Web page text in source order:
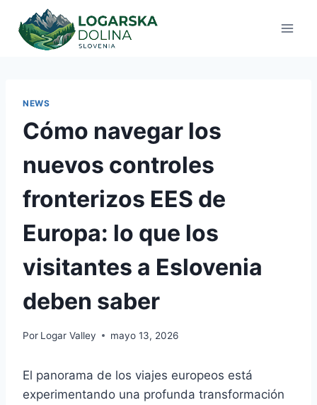
contenido
NEWS
Cómo navegar los
nuevos controles
fronterizos EES de
Europa: lo que los
visitantes a Eslovenia
deben saber
Por Logar Valley mayo 13, 2026
El panorama de los viajes europeos está
experimentando una profunda transformación